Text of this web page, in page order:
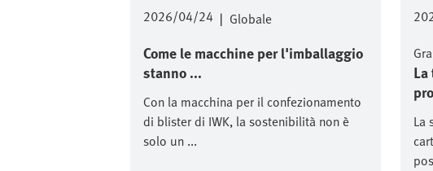
2026/04/24 | Globale
Come le macchine per l'imballaggio
stanno ...
Con la macchina per il confezionamento
di blister di IWK, la sostenibilità non è
solo un ...
La